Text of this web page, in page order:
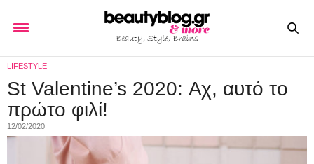
LIFESTYLE
St Valentine’s 2020: Αχ, αυτό το
πρώτο φιλί!
12/02/2020